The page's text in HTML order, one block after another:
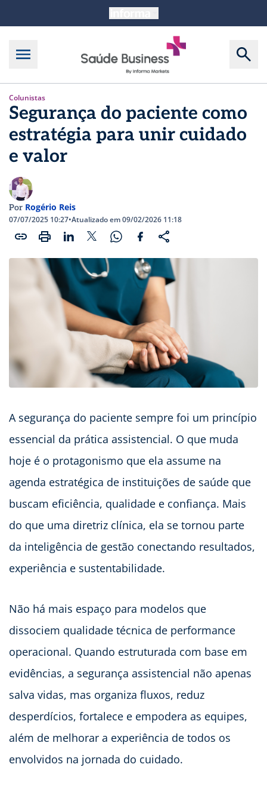
Colunistas
Segurança do paciente como
estratégia para unir cuidado
e valor
Por Rogério Reis
07/07/2025 10:27•Atualizado em 09/02/2026 11:18
A segurança do paciente sempre foi um princípio
essencial da prática assistencial. O que muda
hoje é o protagonismo que ela assume na
agenda estratégica de instituições de saúde que
buscam eficiência, qualidade e confiança. Mais
do que uma diretriz clínica, ela se tornou parte
da inteligência de gestão conectando resultados,
experiência e sustentabilidade.
Não há mais espaço para modelos que
dissociem qualidade técnica de performance
operacional. Quando estruturada com base em
evidências, a segurança assistencial não apenas
salva vidas, mas organiza fluxos, reduz
desperdícios, fortalece e empodera as equipes,
além de melhorar a experiência de todos os
envolvidos na jornada do cuidado.